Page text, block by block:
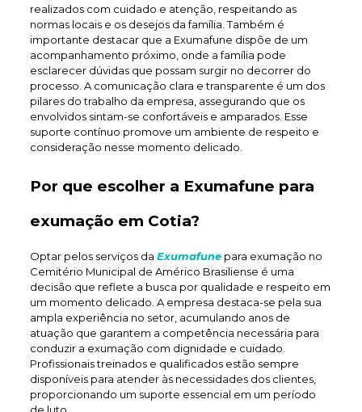
realizados com cuidado e atenção, respeitando as
normas locais e os desejos da família. Também é
importante destacar que a Exumafune dispõe de um
acompanhamento próximo, onde a família pode
esclarecer dúvidas que possam surgir no decorrer do
processo. A comunicação clara e transparente é um dos
pilares do trabalho da empresa, assegurando que os
envolvidos sintam-se confortáveis e amparados. Esse
suporte contínuo promove um ambiente de respeito e
consideração nesse momento delicado.
Por que escolher a Exumafune para
exumação em Cotia?
Optar pelos serviços da Exumafunepara exumação no
Cemitério Municipal de Américo Brasiliense é uma
decisão que reflete a busca por qualidade e respeito em
um momento delicado. A empresa destaca-se pela sua
ampla experiência no setor, acumulando anos de
atuação que garantem a competência necessária para
conduzir a exumação com dignidade e cuidado.
Profissionais treinados e qualificados estão sempre
disponíveis para atender às necessidades dos clientes,
proporcionando um suporte essencial em um período